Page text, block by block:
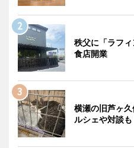
秩父に「ラフ
食店開業
横瀬の旧芦ヶ
ルシェや対談も